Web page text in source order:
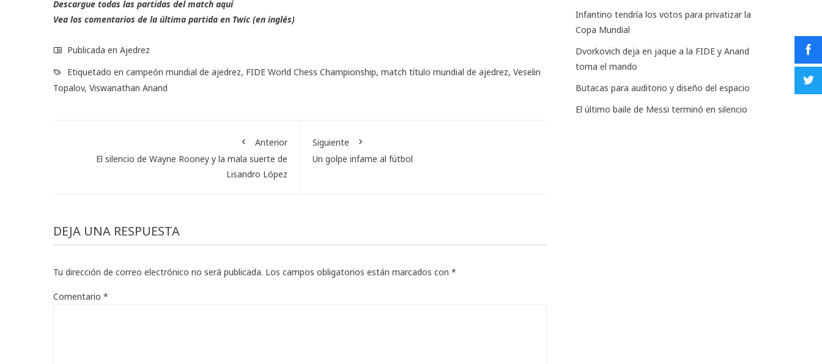
Descargue todas las partidas del match aquí
Vea los comentarios de la última partida en Twic (en inglés)
Publicada en Ajedrez
Etiquetado en campeón mundial de ajedrez, FIDE World Chess Championship, match título mundial de ajedrez, Veselin
Topalov, Viswanathan Anand
Anterior
El silencio de Wayne Rooney y la mala suerte de
Lisandro López
Siguiente
Un golpe infame al fútbol
DEJA UNA RESPUESTA
Tu dirección de correo electrónico no será publicada. Los campos obligatorios están marcados con *
Comentario *
Infantino tendría los votos para privatizar la
Copa Mundial
Dvorkovich deja en jaque a la FIDE y Anand
toma el mando
Butacas para auditorio y diseño del espacio
El último baile de Messi terminó en silencio